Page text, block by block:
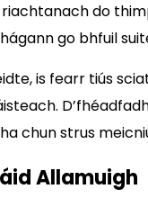
do
go bhfuil
is fearr tiús
chun strus
Allamuigh